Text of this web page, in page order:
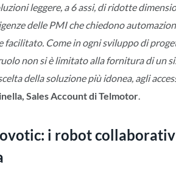
leggere, a 6 assi, di ridotte
delle PMI che chiedono
facilitato. Come in ogni sviluppo di
non si è limitato alla fornitura di un
della soluzione più idonea, agli
Sales Account di Telmotor
i robot